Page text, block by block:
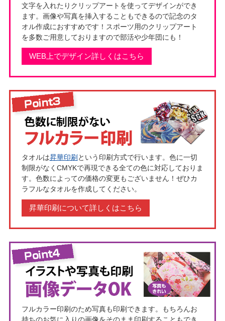
文字を入れたりクリップアートを使ってデザインができ
ます。画像や写真を挿入することもできるので記念のタ
オル作成におすすめです！スポーツ用のクリップアート
を多数ご用意しておりますので部活や少年団にも！
WEB上でデザイン詳しくはこちら
タオルは昇華印刷 という印刷方式で行います。色に一切
制限がなくCMYKで再現できる全ての色に対応しておりま
す。色数によっての価格の変更もございません！ぜひカ
ラフルなタオルを作成してください。
昇華印刷について詳しくはこちら
フルカラー印刷のため写真も印刷できます。もちろんお
持ちのお気に入りの画像をそのまま印刷することもでき